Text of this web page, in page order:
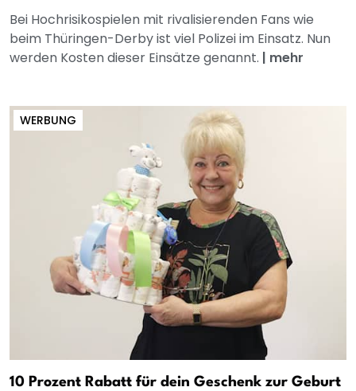
Bei Hochrisikospielen mit rivalisierenden Fans wie
beim Thüringen-Derby ist viel Polizei im Einsatz. Nun
werden Kosten dieser Einsätze genannt. | mehr
WERBUNG
10 Prozent Rabatt für dein Geschenk zur Geburt